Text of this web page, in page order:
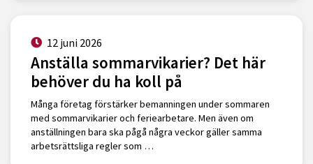
12 juni 2026
Anställa sommarvikarier? Det här
behöver du ha koll på
Många företag förstärker bemanningen under sommaren
med sommarvikarier och feriearbetare. Men även om
anställningen bara ska pågå några veckor gäller samma
arbetsrättsliga regler som …